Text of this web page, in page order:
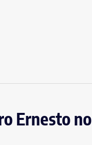
Ernesto no